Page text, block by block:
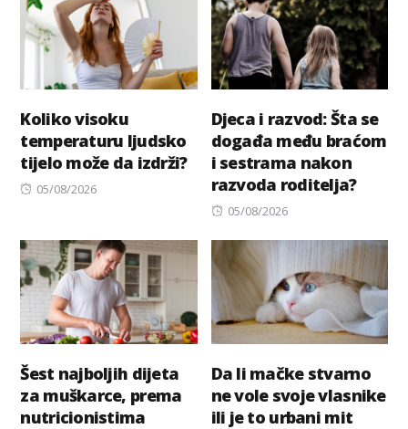
Koliko visoku
temperaturu ljudsko
tijelo može da izdrži?
Posted
05/08/2026
Djeca i razvod: Šta se
događa među braćom
i sestrama nakon
razvoda roditelja?
Posted
05/08/2026
Šest najboljih dijeta
za muškarce, prema
nutricionistima
Da li mačke stvarno
ne vole svoje vlasnike
ili je to urbani mit